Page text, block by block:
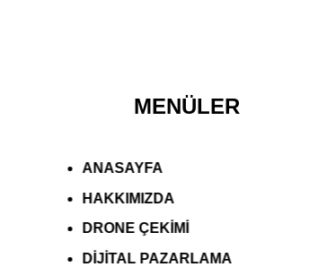
MENÜLER
ANASAYFA
HAKKIMIZDA
DRONE ÇEKİMİ
DİJİTAL PAZARLAMA